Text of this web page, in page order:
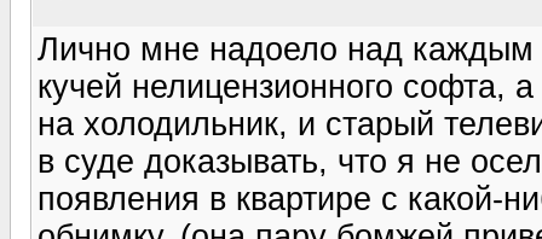
Лично мне надоело над каждым
кучей нелицензионного софта,
на холодильник, и старый
в суде доказывать, что я не
появления в квартире с какой-